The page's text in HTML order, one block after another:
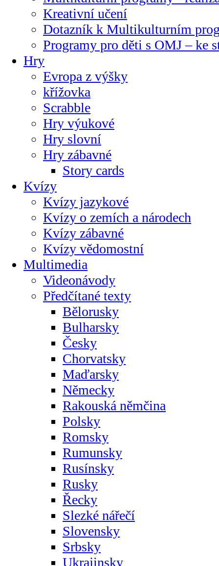
Kreativní učení
Dotazník k Multikulturním
Programy pro děti s OMJ – ke
Hry
Evropa z výšky
křížovka
Scrabble
Hry výukové
Hry slovní
Hry zábavné
Story cards
Kvízy
Kvízy jazykové
Kvízy o zemích a národech
Kvízy zábavné
Kvízy vědomostní
Multimedia
Videonávody
Předčítané texty
Bělorusky
Bulharsky
Česky
Chorvatsky
Maďarsky
Německy
Rakouská němčina
Polsky
Romsky
Rumunsky
Rusínsky
Rusky
Řecky
Slezké nářečí
Slovensky
Srbsky
Ukrajinsky